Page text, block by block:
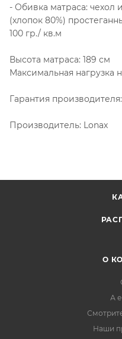
- Обивка матраса: чехол
(хлопок 80%)
100 гр./ кв.м
Высота матраса: 189 см
Максимальная нагрузка
Гарантия
Производитель: Lonax
О
А
Наши